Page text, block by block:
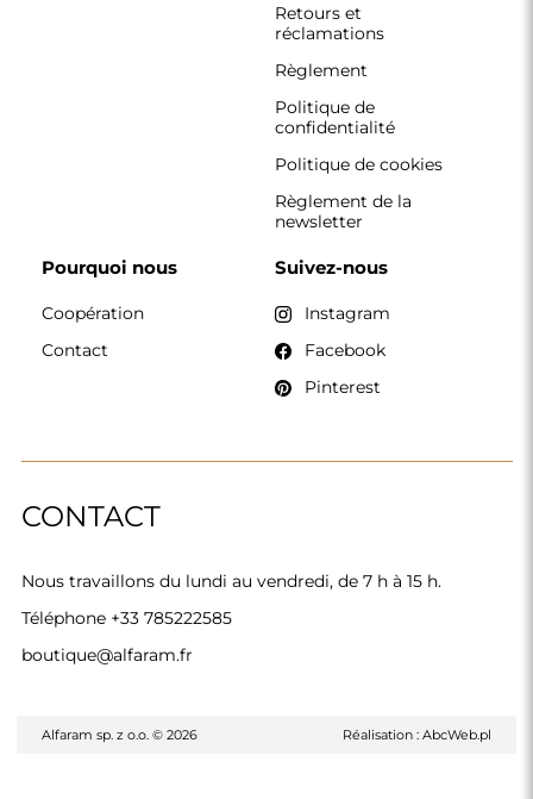
CONTACT
Nous travaillons du lundi au vendredi, de 7 h à 15 h.
Téléphone +33 785222585
boutique@alfaram.fr
Retours et
réclamations
Règlement
Politique de
confidentialité
Politique de cookies
Règlement de la
newsletter
Pourquoi nous
Coopération
Contact
Suivez-nous
Instagram
Facebook
Pinterest
Alfaram sp. z o.o. © 2026 Réalisation : AbcWeb.pl